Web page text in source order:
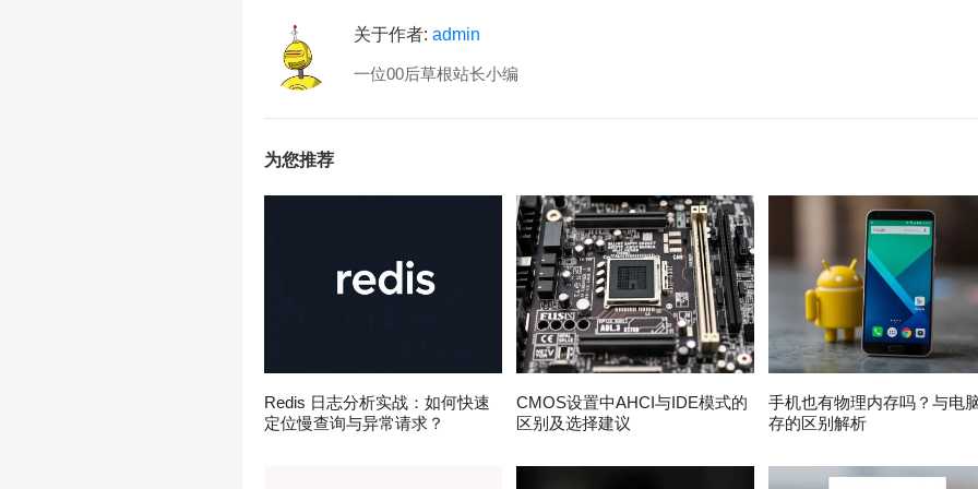
关于作者: admin
一位00后草根站长小编
为您推荐
Redis 日志分析实战：如何快速
定位慢查询与异常请求？
CMOS设置中AHCI与IDE模式的
区别及选择建议
手机也有物理内存吗？与电
存的区别解析